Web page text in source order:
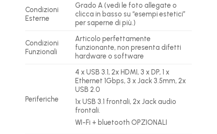
Condizioni
Esterne
Grado A (vedi le foto allegate o
clicca in basso su “esempi estetici”
per saperne di più.)
Condizioni
Funzionali
Articolo perfettamente
funzionante, non presenta difetti
hardware o software
Periferiche
4 x USB 3.1, 2x HDMI, 3 x DP, 1 x
Ethernet 1Gbps, 3 x Jack 3.5mm, 2x
USB 2.0
1x USB 3.1 frontali, 2x Jack audio
frontali.
WI-Fi + bluetooth OPZIONALI